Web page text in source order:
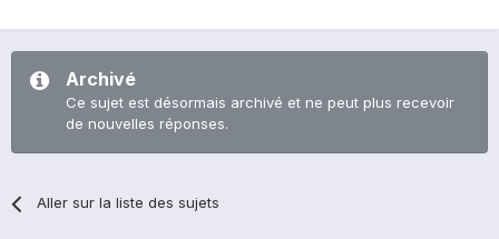
Archivé
Ce sujet est désormais archivé et ne peut plus recevoir
de nouvelles réponses.
Aller sur la liste des sujets